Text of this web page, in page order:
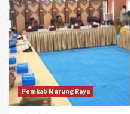
Pemkab Murung Raya